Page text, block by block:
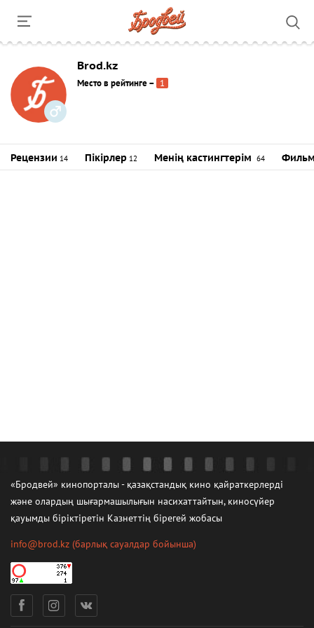
Brod.kz
Место в рейтинге– 1
Рецензии 14 Пікірлер 12 Менің кастингтерім 64
«Бродвей» кинопорталы - қазақстандық кино қайраткерлерді
және олардың шығармашылығын насихаттайтын, киносүйер
қауымды біріктіретін Казнеттің бірегей жобасы
info@brod.kz (барлық сауалдар бойынша)